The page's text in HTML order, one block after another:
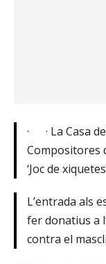
· · La Casa
Compositores
‘Joc de
L’entrada als
fer donatius a
contra el